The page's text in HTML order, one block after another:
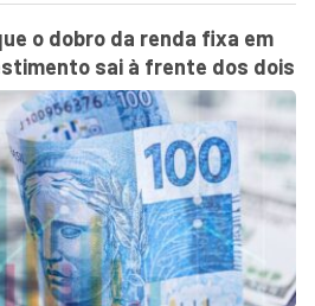
o dobro da renda fixa em
sai à frente dos dois